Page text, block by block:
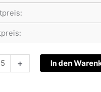
+ In den